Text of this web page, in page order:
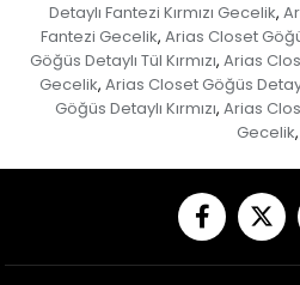
Detaylı Fantezi Kırmızı Gecelik,
Fantezi Gecelik, Arias Closet
Göğüs Detaylı Tül Kırmızı, Arias
Gecelik, Arias Closet Göğüs
Göğüs Detaylı Kırmızı, Arias
Gecelik,